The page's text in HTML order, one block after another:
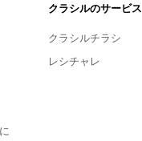
クラシルのサービス
クラシルチラシ
レシチャレ